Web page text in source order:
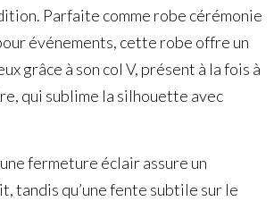
Parfaite comme robe cérémonie
événements, cette robe offre un
grâce à son col V, présent à la fois à
qui sublime la silhouette avec
fermeture éclair assure un
tandis qu’une fente subtile sur le